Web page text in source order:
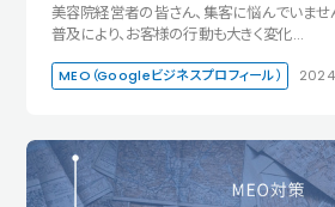
美容院経営者の皆さん、集客に悩んでいませ
普及により、お客様の行動も大きく変化…
MEO（Googleビジネスプロフィール）